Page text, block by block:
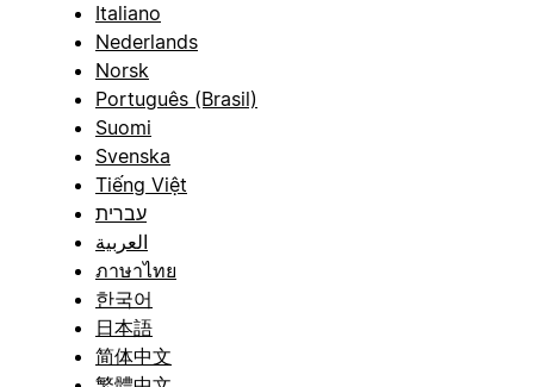
Italiano
Nederlands
Norsk
Português (Brasil)
Suomi
Svenska
Tiếng Việt
עברית
العربية
ภาษาไทย
한국어
日本語
简体中文